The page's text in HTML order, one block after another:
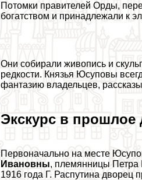
Потомки правителей Орды,
богатством и принадлежали к
Они собирали живопись и
редкости. Князья Юсуповы
фантазию владельцев,
Экскурс в прошлое
Первоначально на месте
Ивановны, племянницы Петра
1916 года Г. Распутина дворец